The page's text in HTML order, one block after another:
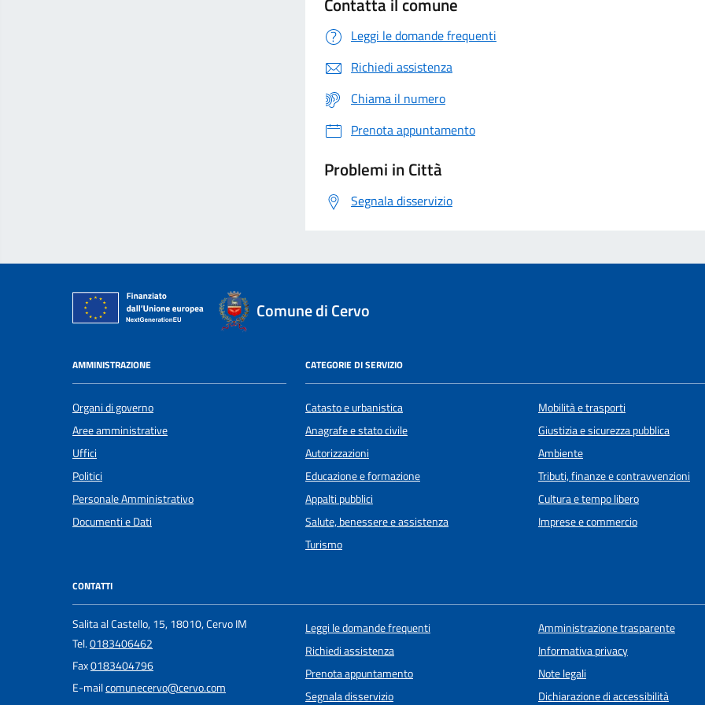
Leggi le domande frequenti
Richiedi assistenza
Chiama il numero
Prenota appuntamento
Problemi in Città
Segnala disservizio
Comune di Cervo
AMMINISTRAZIONE
Organi di governo
Aree amministrative
Uffici
Politici
Personale Amministrativo
Documenti e Dati
CATEGORIE DI SERVIZIO
Catasto e urbanistica
Anagrafe e stato civile
Autorizzazioni
Educazione e formazione
Appalti pubblici
Salute, benessere e assistenza
Turismo
Mobilità e trasporti
Giustizia e sicurezza pubblica
Ambiente
Tributi, finanze e contravvenzioni
Cultura e tempo libero
Imprese e commercio
CONTATTI
Salita al Castello, 15, 18010, Cervo IM
Tel.0183406462
Fax0183404796
E-mailcomunecervo@cervo.com
Leggi le domande frequenti
Richiedi assistenza
Prenota appuntamento
Segnala disservizio
Amministrazione trasparente
Informativa privacy
Note legali
Dichiarazione di accessibilità